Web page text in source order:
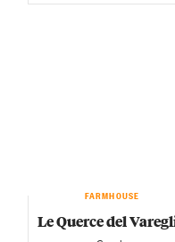
FARMHOUSE
Le Querce del